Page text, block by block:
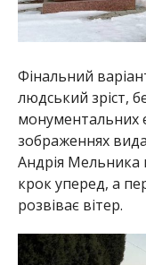
Фінальний
людський зріст,
монументальних
зображеннях
Андрія Мельника
крок уперед, а
розвіває вітер.